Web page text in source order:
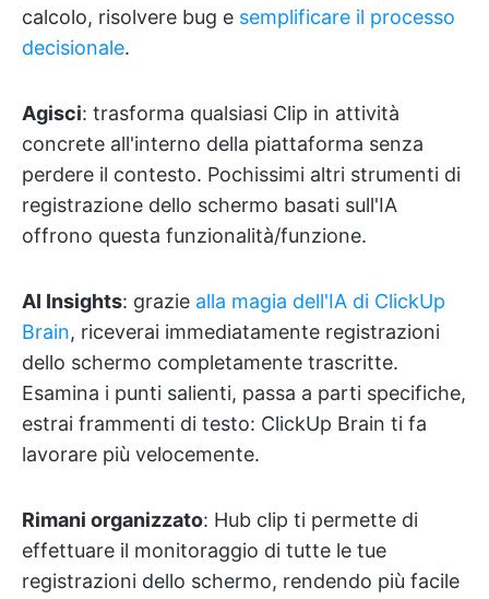
calcolo, risolvere bug e semplificare il processo
decisionale.
Agisci: trasforma qualsiasi Clip in attività
concrete all'interno della piattaforma senza
perdere il contesto. Pochissimi altri strumenti di
registrazione dello schermo basati sull'IA
offrono questa funzionalità/funzione.
AI Insights: grazie alla magia dell'IA di ClickUp
Brain, riceverai immediatamente registrazioni
dello schermo completamente trascritte.
Esamina i punti salienti, passa a parti specifiche,
estrai frammenti di testo: ClickUp Brain ti fa
lavorare più velocemente.
Rimani organizzato: Hub clip ti permette di
effettuare il monitoraggio di tutte le tue
registrazioni dello schermo, rendendo più facile